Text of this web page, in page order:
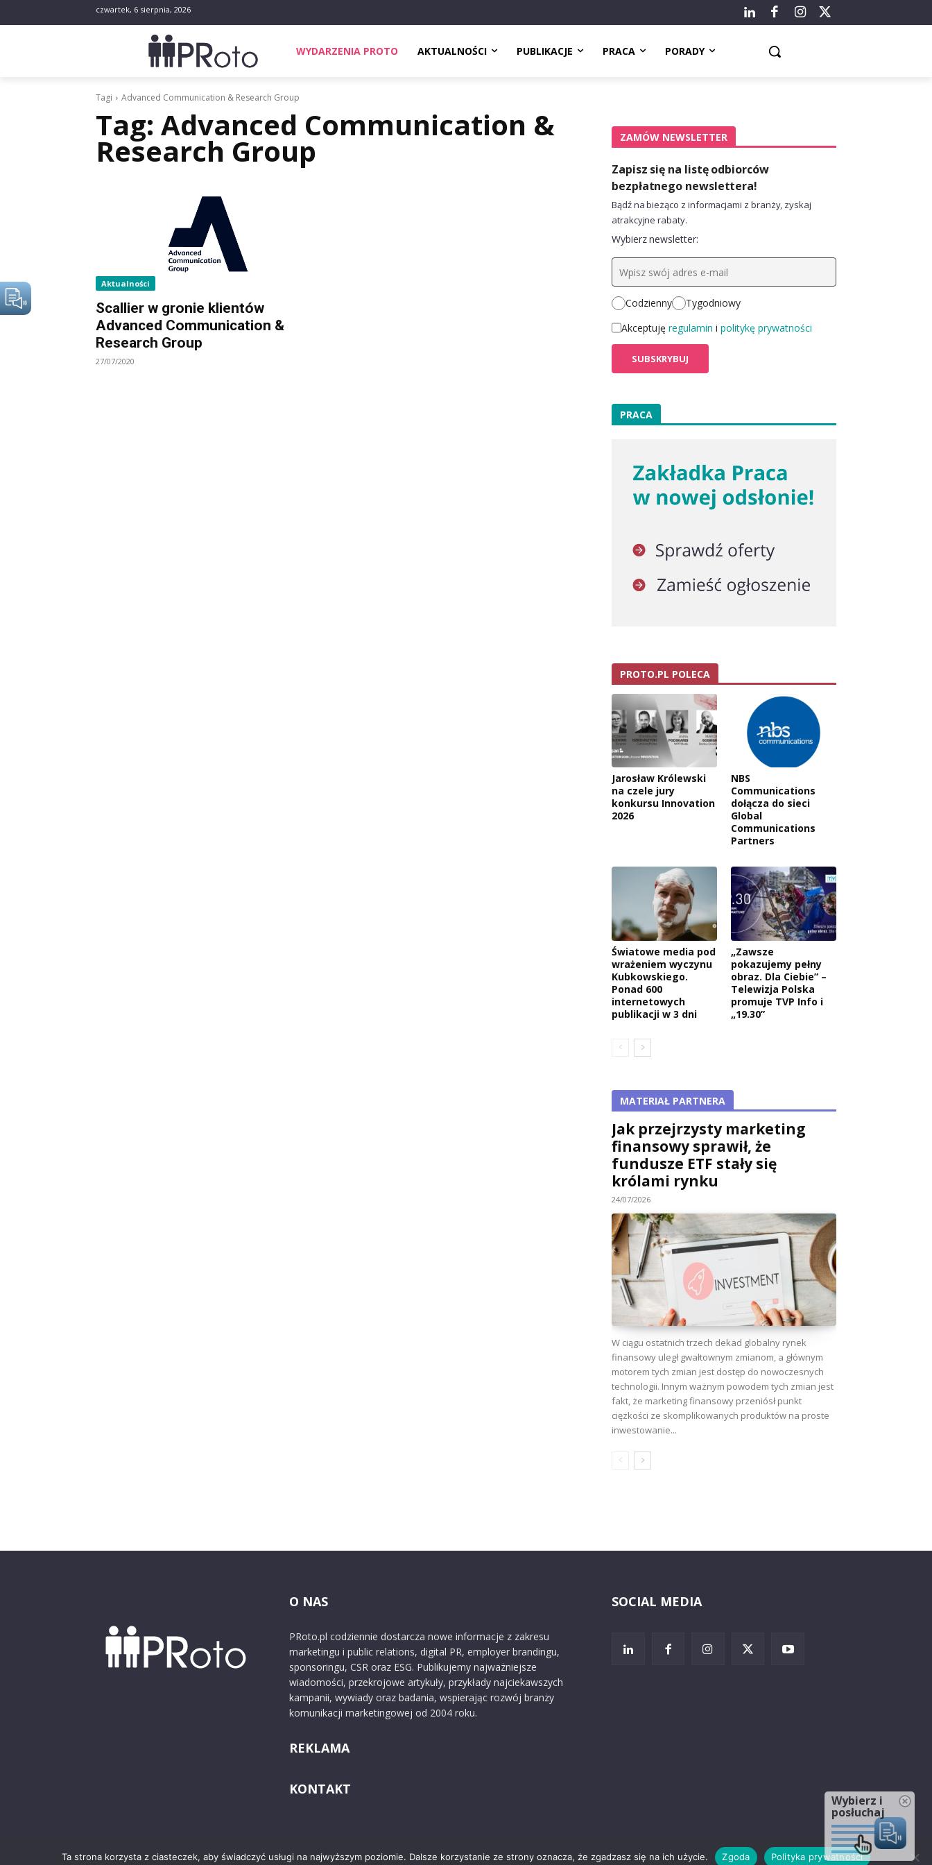
czwartek, 6 sierpnia, 2026
WYDARZENIA PROTO AKTUALNOŚCI PUBLIKACJE PRACA PORADY
Tagi Advanced Communication & Research Group
Tag: Advanced Communication &
Research Group
Aktualności
Scallier w gronie klientów
Advanced Communication &
Research Group
27/07/2020
ZAMÓW NEWSLETTER
Zapisz się na listę odbiorców
bezpłatnego newslettera!
Bądź na bieżąco z informacjami z branży, zyskaj
atrakcyjne rabaty.
Wybierz newsletter:
Codzienny
Tygodniowy
Akceptuję regulamin i politykę prywatności
PRACA
PROTO.PL POLECA
Jarosław Królewski
na czele jury
konkursu Innovation
2026
NBS
Communications
dołącza do sieci
Global
Communications
Partners
Światowe media pod
wrażeniem wyczynu
Kubkowskiego.
Ponad 600
internetowych
publikacji w 3 dni
„Zawsze
pokazujemy pełny
obraz. Dla Ciebie” –
Telewizja Polska
promuje TVP Info i
„19.30”
MATERIAŁ PARTNERA
Jak przejrzysty marketing
finansowy sprawił, że
fundusze ETF stały się
królami rynku
24/07/2026
W ciągu ostatnich trzech dekad globalny rynek
finansowy uległ gwałtownym zmianom, a głównym
motorem tych zmian jest dostęp do nowoczesnych
technologii. Innym ważnym powodem tych zmian jest
fakt, że marketing finansowy przeniósł punkt
ciężkości ze skomplikowanych produktów na proste
inwestowanie...
O NAS
PRoto.pl codziennie dostarcza nowe informacje z zakresu
marketingu i public relations, digital PR, employer brandingu,
sponsoringu, CSR oraz ESG. Publikujemy najważniejsze
wiadomości, przekrojowe artykuły, przykłady najciekawszych
kampanii, wywiady oraz badania, wspierając rozwój branży
komunikacji marketingowej od 2004 roku.
REKLAMA
KONTAKT
SOCIAL MEDIA
Ta strona korzysta z ciasteczek, aby świadczyć usługi na najwyższym poziomie. Dalsze korzystanie ze strony oznacza, że zgadzasz się na ich użycie. Zgoda Polityka prywatności
Wybierz i
posłuchaj